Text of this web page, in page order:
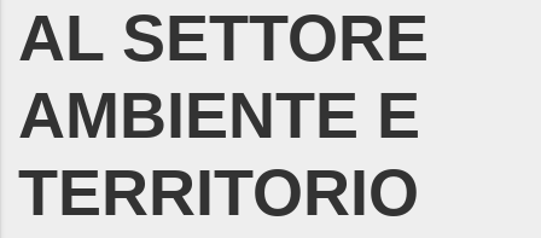
AL SETTORE
AMBIENTE E
TERRITORIO